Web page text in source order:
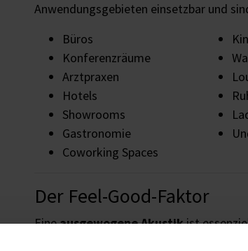
Anwendungsgebieten einsetzbar und
Büros
Konferenzräume
Arztpraxen
Hotels
Showrooms
Gastronomie
Coworking Spaces
Der Feel-Good-Faktor
Eineausgewogene Akustikist